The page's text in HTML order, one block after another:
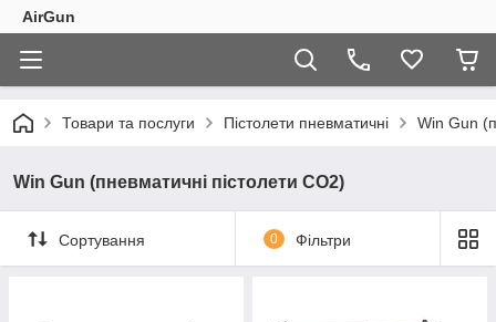
AirGun
Товари та послуги Пістолети пневматичні Win Gun
Win Gun (пневматичні пістолети CO2)
Сортування 0 Фільтри